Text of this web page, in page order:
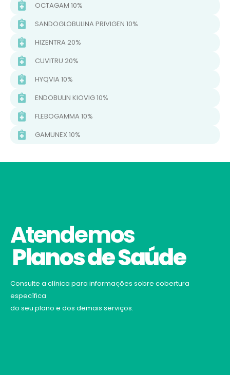
OCTAGAM 10%
SANDOGLOBULINA PRIVIGEN 10%
HIZENTRA 20%
CUVITRU 20%
HYQVIA 10%
ENDOBULIN KIOVIG 10%
FLEBOGAMMA 10%
GAMUNEX 10%
Atendemos
Planos de Saúde
Consulte a clínica para informações sobre cobertura
específica
do seu plano e dos demais serviços.